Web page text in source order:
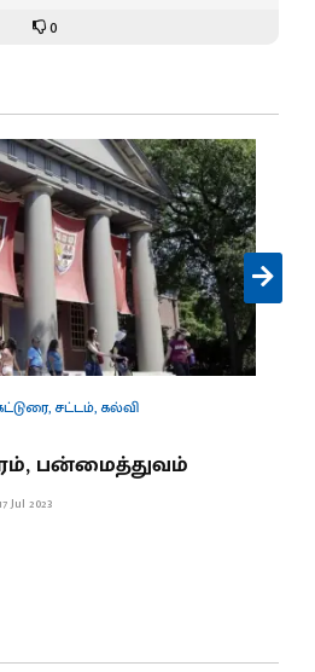
0
,சட்டம்,கல்வி
பன்மைத்துவம்
17 Jul 2023